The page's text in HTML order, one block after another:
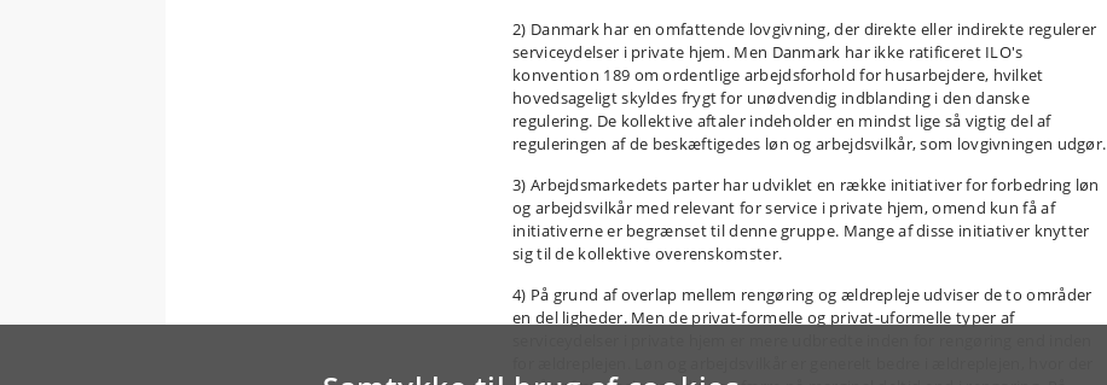
2) Danmark har en omfattende lovgivning, der direkte eller indirekte regulerer
serviceydelser i private hjem. Men Danmark har ikke ratificeret ILO's
konvention 189 om ordentlige arbejdsforhold for husarbejdere, hvilket
hovedsageligt skyldes frygt for unødvendig indblanding i den danske
regulering. De kollektive aftaler indeholder en mindst lige så vigtig del af
reguleringen af de beskæftigedes løn og arbejdsvilkår, som lovgivningen udgør.
3) Arbejdsmarkedets parter har udviklet en række initiativer for forbedring løn
og arbejdsvilkår med relevant for service i private hjem, omend kun få af
initiativerne er begrænset til denne gruppe. Mange af disse initiativer knytter
sig til de kollektive overenskomster.
4) På grund af overlap mellem rengøring og ældrepleje udviser de to områder
en del ligheder. Men de privat-formelle og privat-uformelle typer af